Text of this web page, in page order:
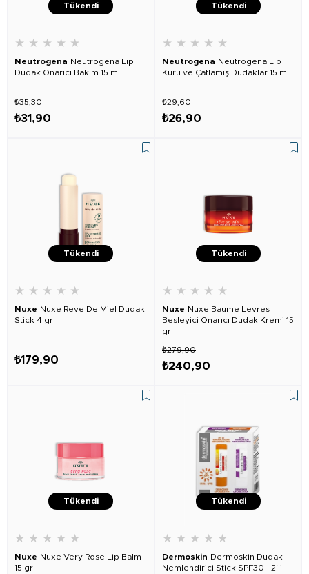
Tükendi
★ ★ ★ ★ ★
Neutrogena Neutrogena Lip
Dudak Onarıcı Bakım 15 ml
₺31,90
₺35,30
Tükendi
★ ★ ★ ★ ★
Neutrogena Neutrogena Lip
Kuru ve Çatlamış Dudaklar 15 ml
₺26,90
₺29,60
Tükendi
★ ★ ★ ★ ★
Nuxe Nuxe Reve De Miel Dudak
Stick 4 gr
₺179,90
Tükendi
★ ★ ★ ★ ★
Nuxe Nuxe Baume Levres
Besleyici Onarıcı Dudak Kremi 15
gr
₺240,90
₺279,90
Tükendi
★ ★ ★ ★ ★
Nuxe Nuxe Very Rose Lip Balm
15 gr
Tükendi
★ ★ ★ ★ ★
Dermoskin Dermoskin Dudak
Nemlendirici Stick SPF30 - 2'li